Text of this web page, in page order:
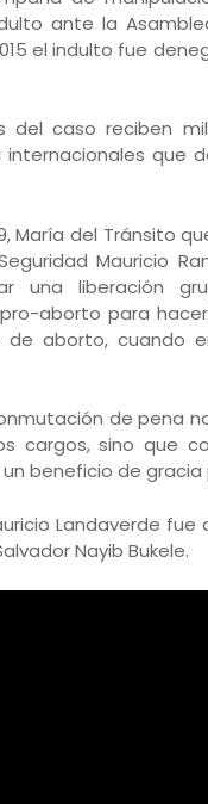
ante la
el indulto fue
del caso reciben
que
María del Tránsito
Mauricio
una liberación
aborto para
aborto, cuando
de pena
cargos, sino que
beneficio de
Landaverde
Nayib Bukele.